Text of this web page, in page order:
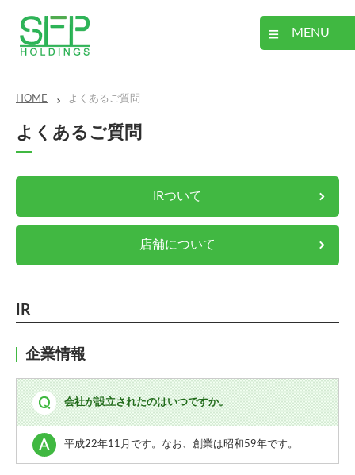
MENU
HOME よくあるご質問
よくあるご質問
IRついて
店舗について
IR
企業情報
会社が設立されたのはいつですか。
平成22年11月です。なお、創業は昭和59年です。